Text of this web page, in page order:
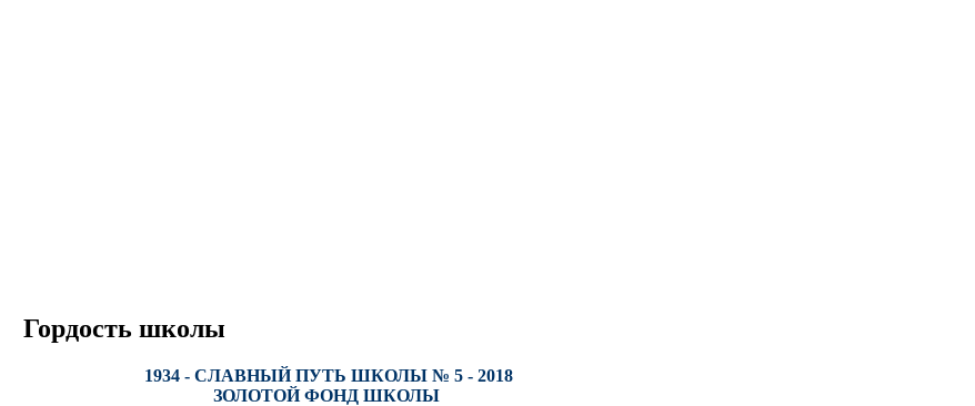
Гордость школы
1934 - СЛАВНЫЙ ПУТЬ ШКОЛЫ № 5 - 2018
ЗОЛОТОЙ ФОНД ШКОЛЫ